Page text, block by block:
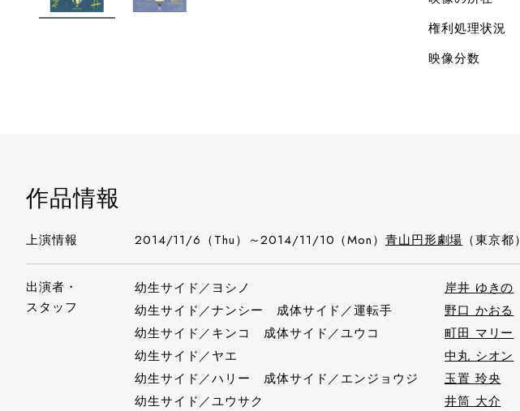
権利処理状況
映像分数
作品情報
上演情報 2014/11/6（Thu）～2014/11/10（Mon） 青山円形劇場 （東京都）
出演者・
スタッフ
幼生サイド／ヨシノ
岸井 ゆきの
幼生サイド／ナンシー 成体サイド／運転手
野口 かおる
幼生サイド／キンコ 成体サイド／ユウコ
町田 マリー
幼生サイド／ヤエ
中丸 シオン
幼生サイド／ハリー 成体サイド／エンジョウジ
玉置 玲央
幼生サイド／ユウサク
井筒 大介